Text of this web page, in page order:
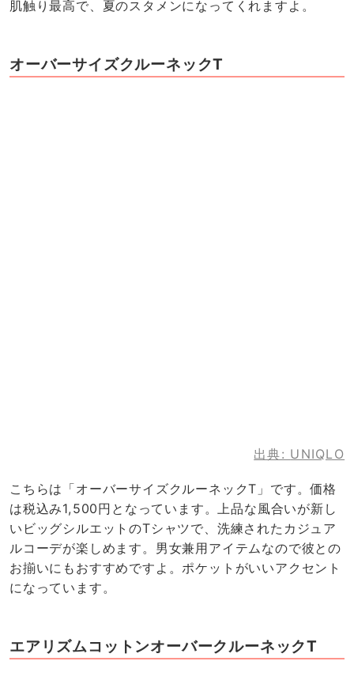
肌触り最高で、夏のスタメンになってくれますよ。
オーバーサイズクルーネックT
出典: UNIQLO
こちらは「オーバーサイズクルーネックT」です。価格
は税込み1,500円となっています。上品な風合いが新し
いビッグシルエットのTシャツで、洗練されたカジュア
ルコーデが楽しめます。男女兼用アイテムなので彼との
お揃いにもおすすめですよ。ポケットがいいアクセント
になっています。
エアリズムコットンオーバークルーネックT